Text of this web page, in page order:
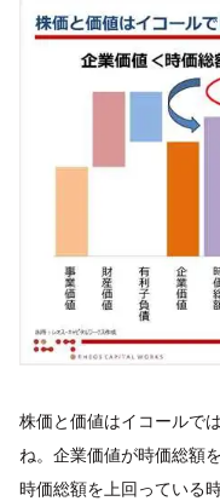
株価と価値はイコールで
ね。企業価値が時価総額
時価総額を上回っている